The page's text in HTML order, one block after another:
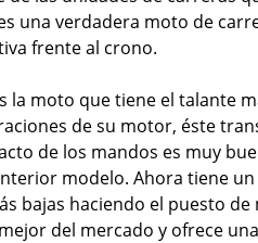
una verdadera moto de
frente al crono.
la moto que tiene el talante
de su motor, éste
de los mandos es muy
modelo. Ahora tiene
bajas haciendo el puesto
del mercado y ofrece